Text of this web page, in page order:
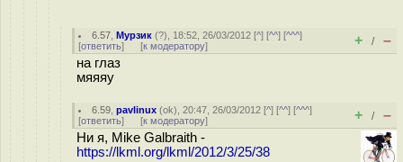
6.57 ,Мурзик (?), 18:52, 26/03/2012 [^] [^^] [^^^]
[ответить] [к модератору] + / –
на глаз
мяяяу
6.59 ,pavlinux (ok), 20:47, 26/03/2012 [^] [^^] [^^^]
[ответить] [к модератору] + / –
Ни я, Mike Galbraith -
https://lkml.org/lkml/2012/3/25/38